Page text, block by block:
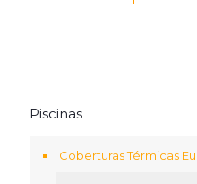
Piscinas
Coberturas Térmicas